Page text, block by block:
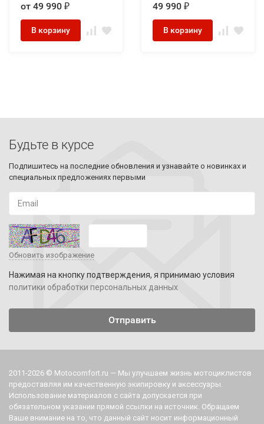
от 49 990 ₽
В корзину
49 990 ₽
В корзину
Будьте в курсе
Подпишитесь на последние обновления и узнавайте о новинках и
специальных предложениях первыми
Обновить изображение
Нажимая на кнопку подтверждения, я принимаю условия
политики обработки персональных данных
2011-2026 © Motocomfort.ru — Мы улучшаем жизнь мотоциклистов
предоставляя им качественную экипировку и аксессуары.
Использование материалов с сайта допускается при
обязательном указании прямой ссылки на источник. Обращаем
Ваше внимание на то, что данный сайт носит информационный